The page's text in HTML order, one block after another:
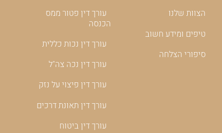
הצוות שלנו
טיפים ומידע חשוב
סיפורי הצלחה
עורך דין פטור ממס
הכנסה
עורך דין נכות כללית
עורך דין נכה צה"ל
עורך דין פיצוי על נזק
עורך דין תאונת דרכים
עורך דין ביטוח